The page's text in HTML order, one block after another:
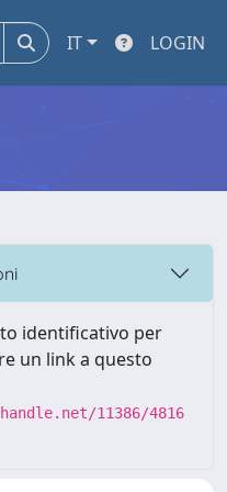
IT LOGIN
identificativo per
un link a questo
11386/4816